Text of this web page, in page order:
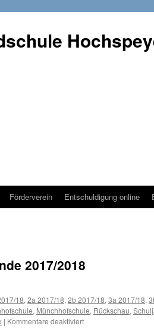
Förderverein Entschuldigung online
2017/2018
18, 2a 2017/18, 2b 2017/18, 3a 2017/18,
, Münchhofschule, Rückschau,
| Kommentare deaktiviertfür